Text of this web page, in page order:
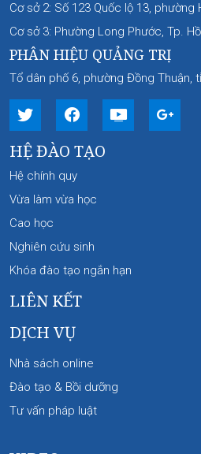
Cơ sở 2: Số 123 Quốc lộ 13, phường
Cơ sở 3: Phường Long Phước, Tp.
PHÂN HIỆU QUẢNG TRỊ
Tổ dân phố 6, phường Đồng Thuận,
HỆ ĐÀO TẠO
Hệ chính quy
Vừa làm vừa học
Cao học
Nghiên cứu sinh
Khóa đào tạo ngắn hạn
LIÊN KẾT
DỊCH VỤ
Nhà sách online
Đào tạo & Bồi dưỡng
Tư vấn pháp luật